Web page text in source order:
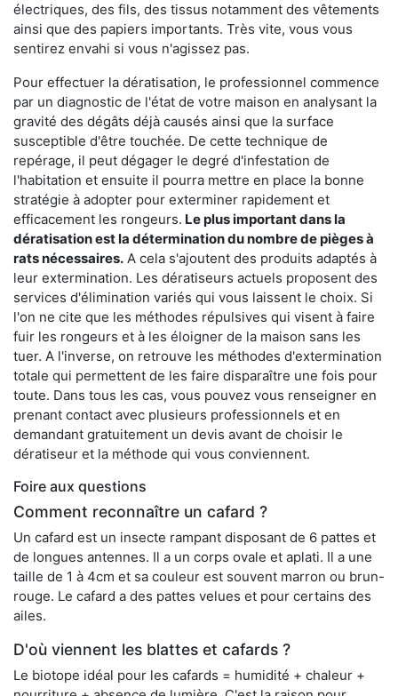
électriques, des fils, des tissus notamment des vêtements
ainsi que des papiers importants. Très vite, vous vous
sentirez envahi si vous n'agissez pas.
Pour effectuer la dératisation, le professionnel commence
par un diagnostic de l'état de votre maison en analysant la
gravité des dégâts déjà causés ainsi que la surface
susceptible d'être touchée. De cette technique de
repérage, il peut dégager le degré d'infestation de
l'habitation et ensuite il pourra mettre en place la bonne
stratégie à adopter pour exterminer rapidement et
efficacement les rongeurs. Le plus important dans la
dératisation est la détermination du nombre de pièges à
rats nécessaires. A cela s'ajoutent des produits adaptés à
leur extermination. Les dératiseurs actuels proposent des
services d'élimination variés qui vous laissent le choix. Si
l'on ne cite que les méthodes répulsives qui visent à faire
fuir les rongeurs et à les éloigner de la maison sans les
tuer. A l'inverse, on retrouve les méthodes d'extermination
totale qui permettent de les faire disparaître une fois pour
toute. Dans tous les cas, vous pouvez vous renseigner en
prenant contact avec plusieurs professionnels et en
demandant gratuitement un devis avant de choisir le
dératiseur et la méthode qui vous conviennent.
Foire aux questions
Comment reconnaître un cafard ?
Un cafard est un insecte rampant disposant de 6 pattes et
de longues antennes. Il a un corps ovale et aplati. Il a une
taille de 1 à 4cm et sa couleur est souvent marron ou brun-
rouge. Le cafard a des pattes velues et pour certains des
ailes.
D'où viennent les blattes et cafards ?
Le biotope idéal pour les cafards = humidité + chaleur +